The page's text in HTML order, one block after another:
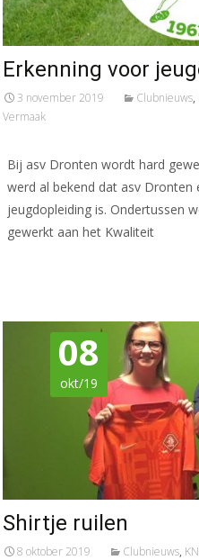
Erkenning voor
3 november 2019 Clubnieuws,
Vermaak
Bij asv Dronten wordt hard
werd al bekend dat asv Dronten
jeugdopleiding is. Ondertussen
gewerkt aan het Kwaliteit
08
okt/19
Shirtje ruilen
8 oktober 2019 Clubnieuws,